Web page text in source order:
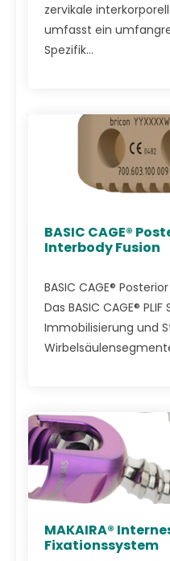
zervikale
umfasst ein
Spezifik...
BASIC CAGE®
Interbody Fusion
BASIC CAGE®
Das BASIC CAGE®
Immobilisierung und
MAKAIRA®
Fixationssystem